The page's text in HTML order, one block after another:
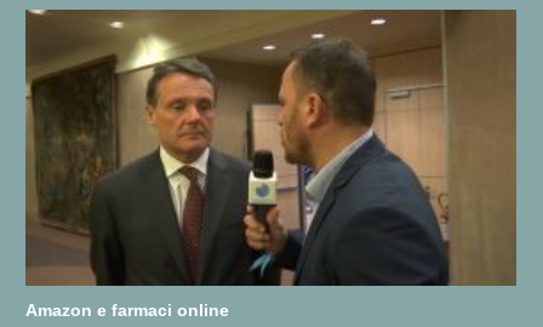
Amazon e farmaci online